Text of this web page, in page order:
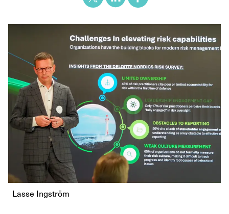
Lasse Ingström